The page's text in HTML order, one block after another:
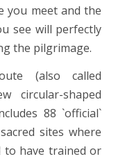
you meet and the
see will perfectly
the pilgrimage.
(also called
shaped
88 `official`
sites where
to have trained or